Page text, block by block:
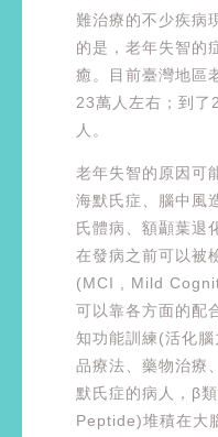
難治療的不少疾病
的是，老年失智的
癒。目前臺灣地區
23萬人左右；到
人。
老年失智的原因可
海默氏症、腦中風
氏體病、額顳葉退
在發病之前可以被
(MCI , Mild
可以靠各方面的配
知功能訓練(活化
品療法、藥物治療
默氏症的病人，β
Peptide)堆積在大